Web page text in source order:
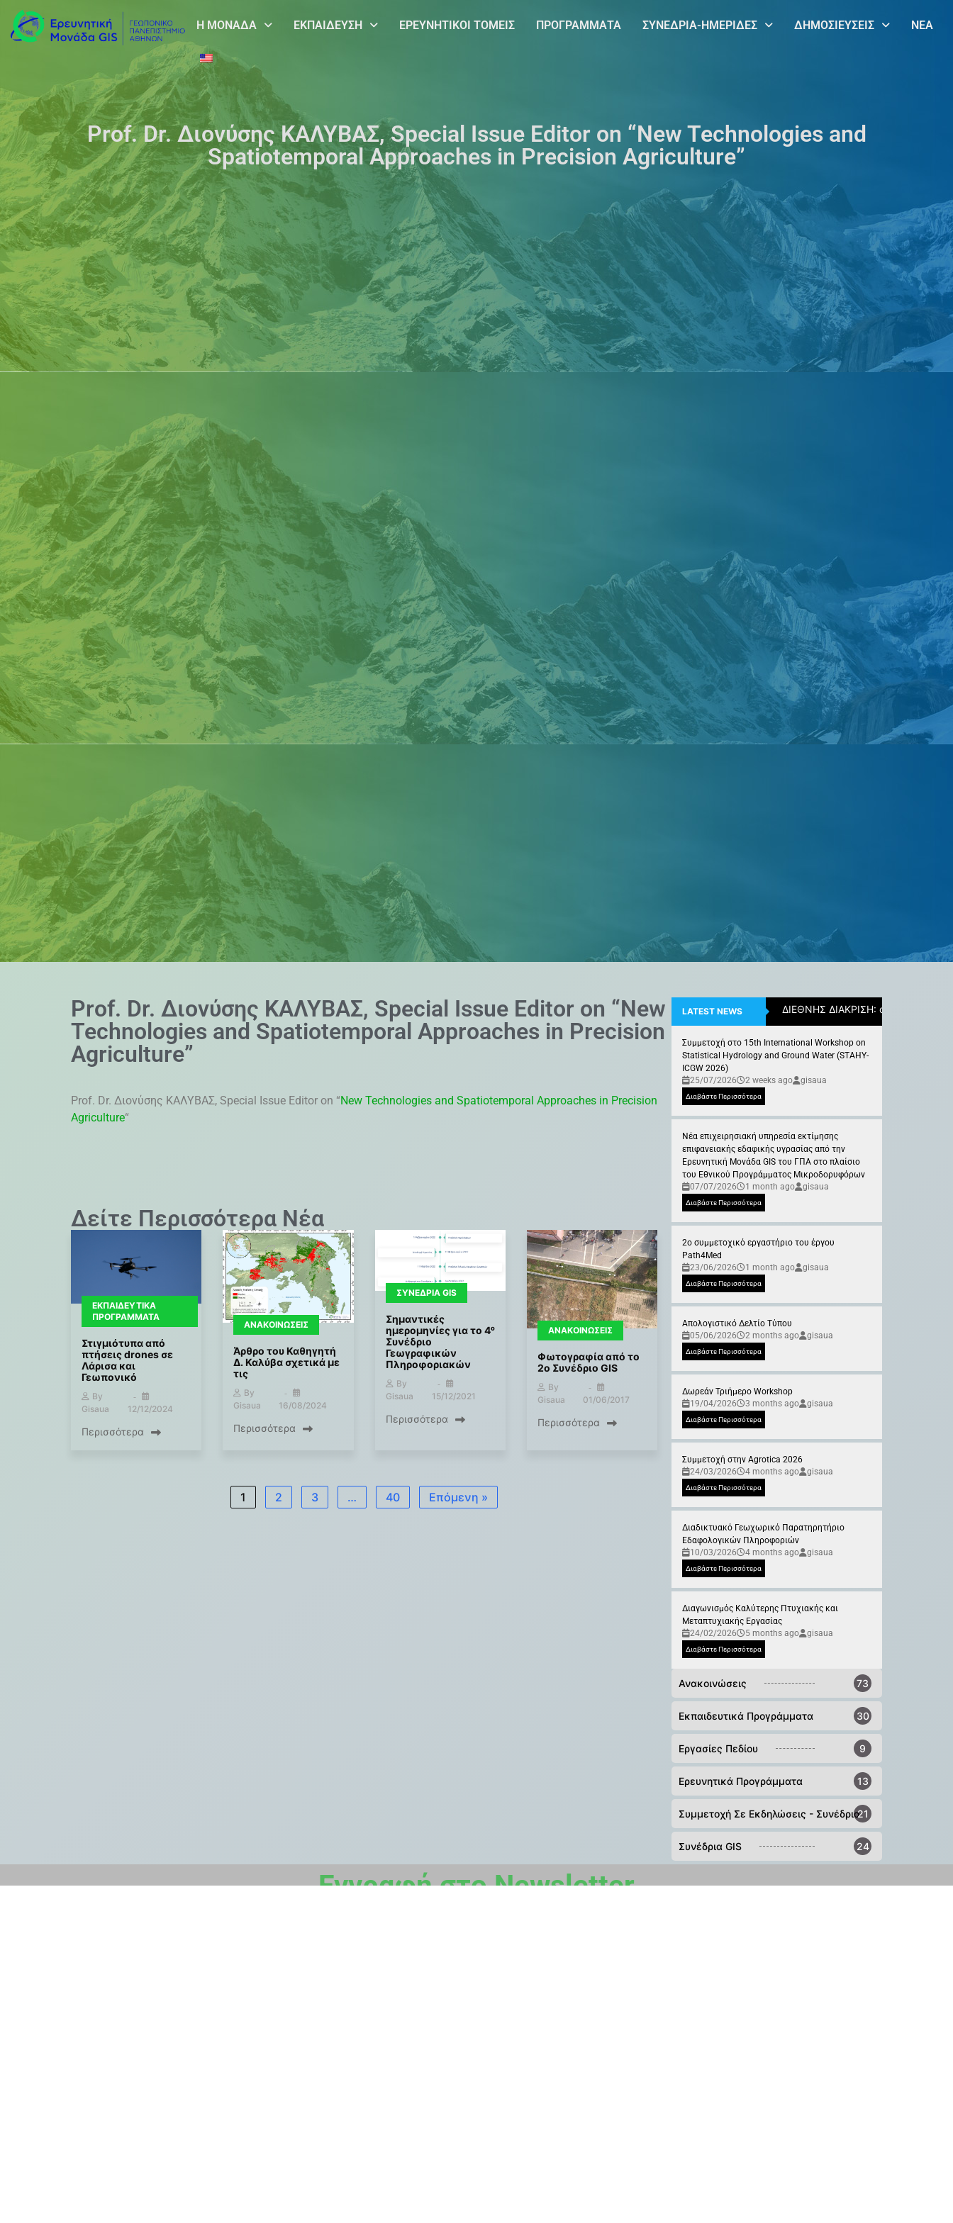
Η ΜΟΝΑΔΑ ΕΚΠΑΙΔΕΥΣΗ ΕΡΕΥΝΗΤΙΚΟΙ ΤΟΜΕΙΣ ΠΡΟΓΡΑΜΜΑΤΑ ΣΥΝΕΔΡΙΑ-ΗΜΕΡΙΔΕΣ ΔΗΜΟΣΙΕΥΣΕΙΣ ΝΕΑ
Prof. Dr. Διονύσης ΚΑΛΥΒΑΣ, Special Issue Editor οn “New Technologies and
Spatiotemporal Approaches in Precision Agriculture”
Prof. Dr. Διονύσης ΚΑΛΥΒΑΣ, Special Issue Editor οn “New
Technologies and Spatiotemporal Approaches in Precision
Agriculture”
Prof. Dr. Διονύσης ΚΑΛΥΒΑΣ, Special Issue Editor οn “New Technologies and Spatiotemporal Approaches in Precision
Agriculture“
Δείτε Περισσότερα Νέα
ΕΚΠΑΙΔΕΥΤΙΚΆ
ΠΡΟΓΡΆΜΜΑΤΑ
Στιγμιότυπα από
πτήσεις drones σε
Λάρισα και
Γεωπονικό
By
Gisaua
12/12/2024
Περισσότερα
ΑΝΑΚΟΙΝΏΣΕΙΣ
Άρθρο του Καθηγητή
Δ. Καλύβα σχετικά με
τις
By
Gisaua
16/08/2024
Περισσότερα
ΣΥΝΈΔΡΙΑ GIS
Σημαντικές
ημερομηνίες για το 4ᵒ
Συνέδριο
Γεωγραφικών
Πληροφοριακών
By
Gisaua
15/12/2021
Περισσότερα
ΑΝΑΚΟΙΝΏΣΕΙΣ
Φωτογραφία από το
2ο Συνέδριο GIS
By
Gisaua
01/06/2017
Περισσότερα
1 2 3 … 40 Επόμενη »
LATEST NEWS ΔΙΕΘΝΗΣ ΔΙΑΚΡΙΣΗ: ο Επίκουρος
Συμμετοχή στο 15th International Workshop on
Statistical Hydrology and Ground Water (STAHY-
ICGW 2026)
25/07/2026
2 weeks ago gisaua
Διαβάστε Περισσότερα
Νέα επιχειρησιακή υπηρεσία εκτίμησης
επιφανειακής εδαφικής υγρασίας από την
Ερευνητική Μονάδα GIS του ΓΠΑ στο πλαίσιο
του Εθνικού Προγράμματος Μικροδορυφόρων
07/07/2026
1 month ago gisaua
Διαβάστε Περισσότερα
2ο συμμετοχικό εργαστήριο του έργου
Path4Med
23/06/2026
1 month ago gisaua
Διαβάστε Περισσότερα
Απολογιστικό Δελτίο Τύπου
05/06/2026
2 months ago gisaua
Διαβάστε Περισσότερα
Δωρεάν Τριήμερο Workshop
19/04/2026
3 months ago gisaua
Διαβάστε Περισσότερα
Συμμετοχή στην Agrotica 2026
24/03/2026
4 months ago gisaua
Διαβάστε Περισσότερα
Διαδικτυακό Γεωχωρικό Παρατηρητήριο
Εδαφολογικών Πληροφοριών
10/03/2026
4 months ago gisaua
Διαβάστε Περισσότερα
Διαγωνισμός Καλύτερης Πτυχιακής και
Μεταπτυχιακής Εργασίας
24/02/2026
5 months ago gisaua
Διαβάστε Περισσότερα
Ανακοινώσεις 73
Εκπαιδευτικά Προγράμματα 30
Εργασίες Πεδίου 9
Ερευνητικά Προγράμματα 13
Συμμετοχή Σε Εκδηλώσεις - Συνέδρια21
Συνέδρια GIS 24
Εγγραφή στο Newsletter